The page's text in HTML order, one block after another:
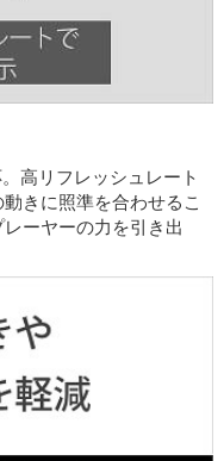
高リフレッシュレート
きに照準を合わせるこ
ーヤーの力を引き出